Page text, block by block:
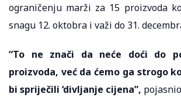
ograničenju marži za 15 proizvoda
snagu 12. oktobra i važi do 31.
“To ne znači da neće doći do
proizvoda, već da ćemo ga strogo
bi spriječili ‘divljanje cijena”,